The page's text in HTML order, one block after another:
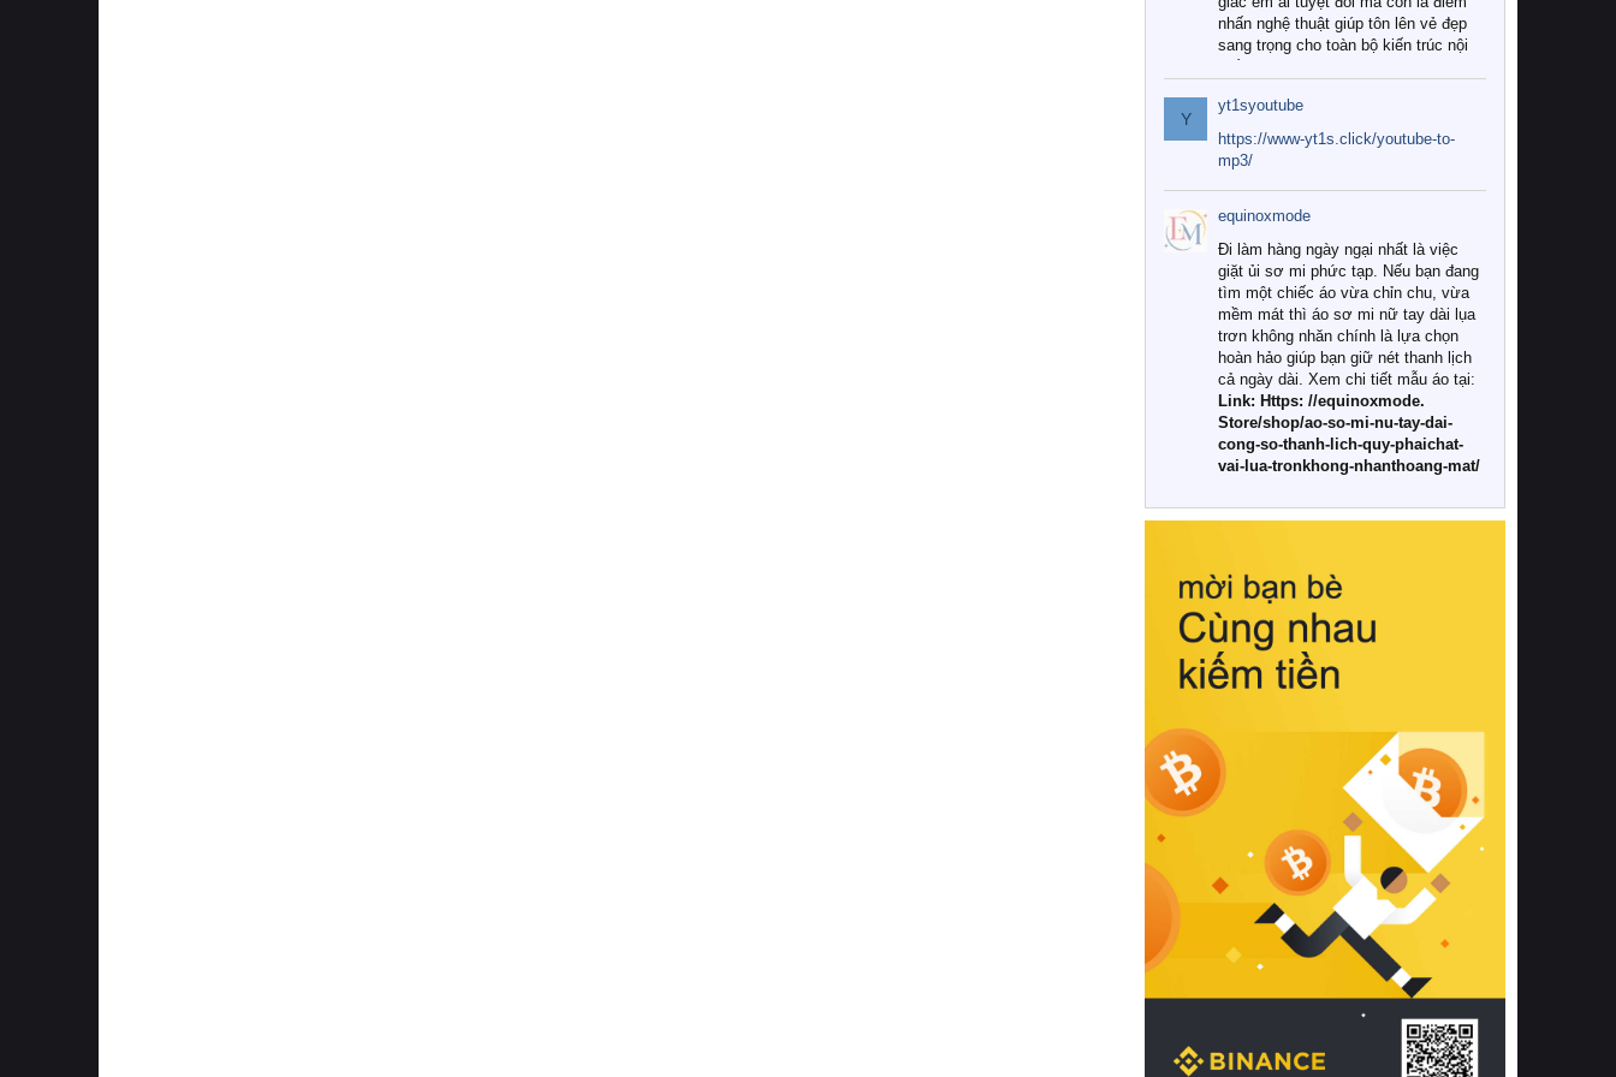
nhấn nghệ thuật giúp tôn lên vẻ đẹp
sang trọng cho toàn bộ kiến trúc nội
Tuy nhiên, giữa thị trường đa dạng
với vô vàn thương hiệu và mẫu mã
như hiện nay, làm thế nào để chọn
được những bộ chăn ga gối đệm cao
cấp thực sự chất lượng, phù hợp với
khí hậu và nhu cầu sử dụng của gia
đình? Hãy cùng chúng tôi đi tìm lời
giải đáp chi tiết qua bài viết dưới đây.
1. Tại sao các gia đình hiện đại lại ưa
chuộng chăn ga gối đệm cao cấp?
Khác với các dòng sản phẩm thông
thường, những bộ chăn ga gối đệm
cao cấp trải qua quy trình sản xuất
nghiêm ngặt từ khâu chọn lọc nguyên
liệu tự nhiên đến công nghệ dệt
nhuộm hiện đại không chứa hóa chất
này, bạn sẽ cảm nhận rõ rệt sự khác
hồi chuẩn xác của phần đệm nâng đỡ
cột sống.
Bên cạnh đó, việc lựa chọn các dòng
sản phẩm đạt chuẩn chất lượng quốc
tế còn giúp ngăn ngừa tình trạng kích
khuẩn và nấm mốc trong điều kiện
thời tiết nóng ẩm. Bạn có thể tìm hiểu
thêm các nghiên cứu khoa học về tác
động của giấc ngủ và môi trường
phòng ngủ đối với sức khỏe con
người tại Sleep Foundation (External
Link) để có cái nhìn toàn diện hơn.
2. Các tiêu chí vàng khi lựa chọn
chăn ga gối đệm cao cấp cho phòng
ngủ
Để sở hữu một bộ chăn ga gối đệm
cao cấp hoàn hảo cả về thẩm mỹ lẫn
công năng, người tiêu dùng cần cân
nhắc kỹ lưỡng các tiêu chí quan trọng
Y
yt1syoutube
https://www-yt1s.click/youtube-to-
mp3/
equinoxmode
Đi làm hàng ngày ngại nhất là việc
giặt ủi sơ mi phức tạp. Nếu bạn đang
tìm một chiếc áo vừa chỉn chu, vừa
mềm mát thì áo sơ mi nữ tay dài lụa
trơn không nhăn chính là lựa chọn
hoàn hảo giúp bạn giữ nét thanh lịch
cả ngày dài. Xem chi tiết mẫu áo tại:
Link: Https: //equinoxmode.
Store/shop/ao-so-mi-nu-tay-dai-
cong-so-thanh-lich-quy-phaichat-
vai-lua-tronkhong-nhanthoang-mat/